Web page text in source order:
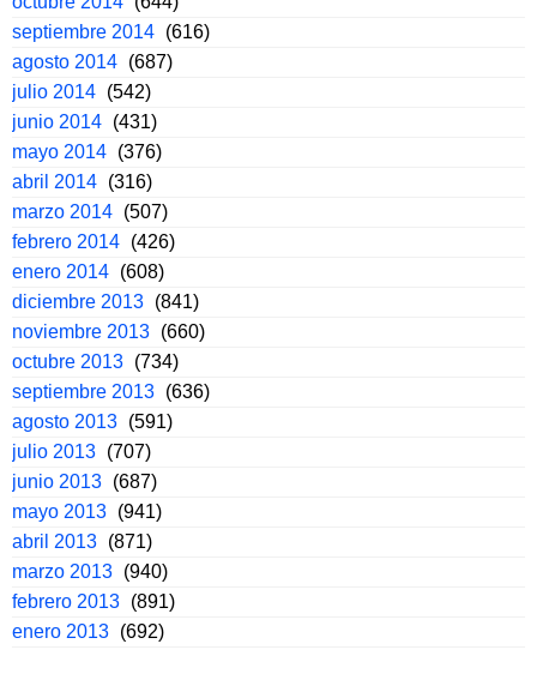
septiembre 2014 (616)
agosto 2014 (687)
julio 2014 (542)
junio 2014 (431)
mayo 2014 (376)
abril 2014 (316)
marzo 2014 (507)
febrero 2014 (426)
enero 2014 (608)
diciembre 2013 (841)
noviembre 2013 (660)
octubre 2013 (734)
septiembre 2013 (636)
agosto 2013 (591)
julio 2013 (707)
junio 2013 (687)
mayo 2013 (941)
abril 2013 (871)
marzo 2013 (940)
febrero 2013 (891)
enero 2013 (692)